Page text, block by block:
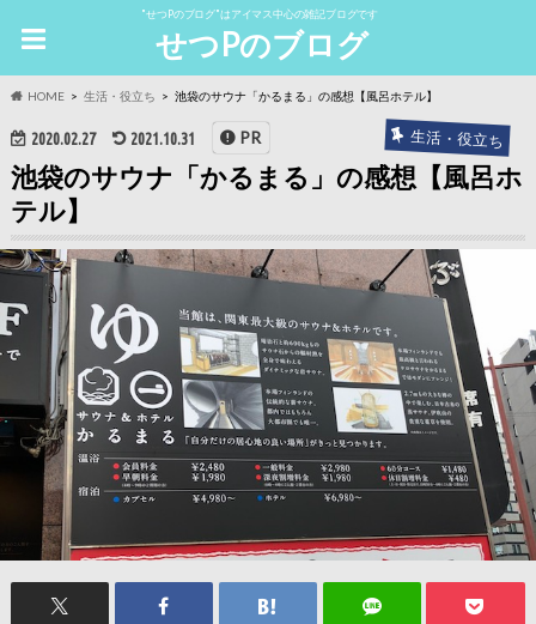
"せつPのブログ"はアイマス中心の雑記ブログです
せつPのブログ
HOME 生活・役立ち 池袋のサウナ「かるまる」の感想【風呂ホテル】
2020.02.27 2021.10.31 生活・役立ち
PR
池袋のサウナ「かるまる」の感想【風呂ホ
テル】